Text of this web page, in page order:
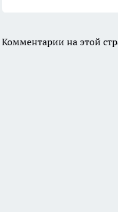
Комментарии на этой